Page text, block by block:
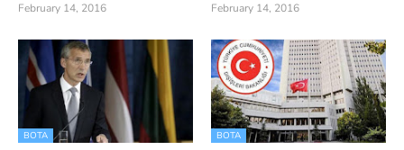
February 14, 2016 February 14, 2016
BOTA BOTA